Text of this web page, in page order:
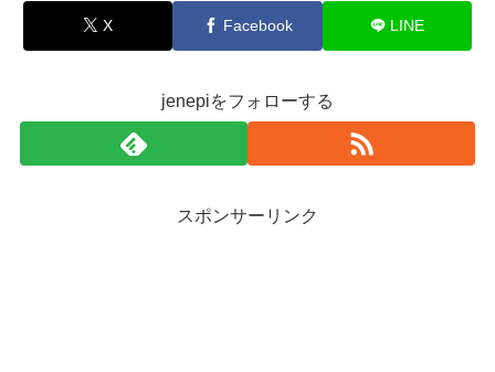
X Facebook LINE
jenepiをフォローする
スポンサーリンク